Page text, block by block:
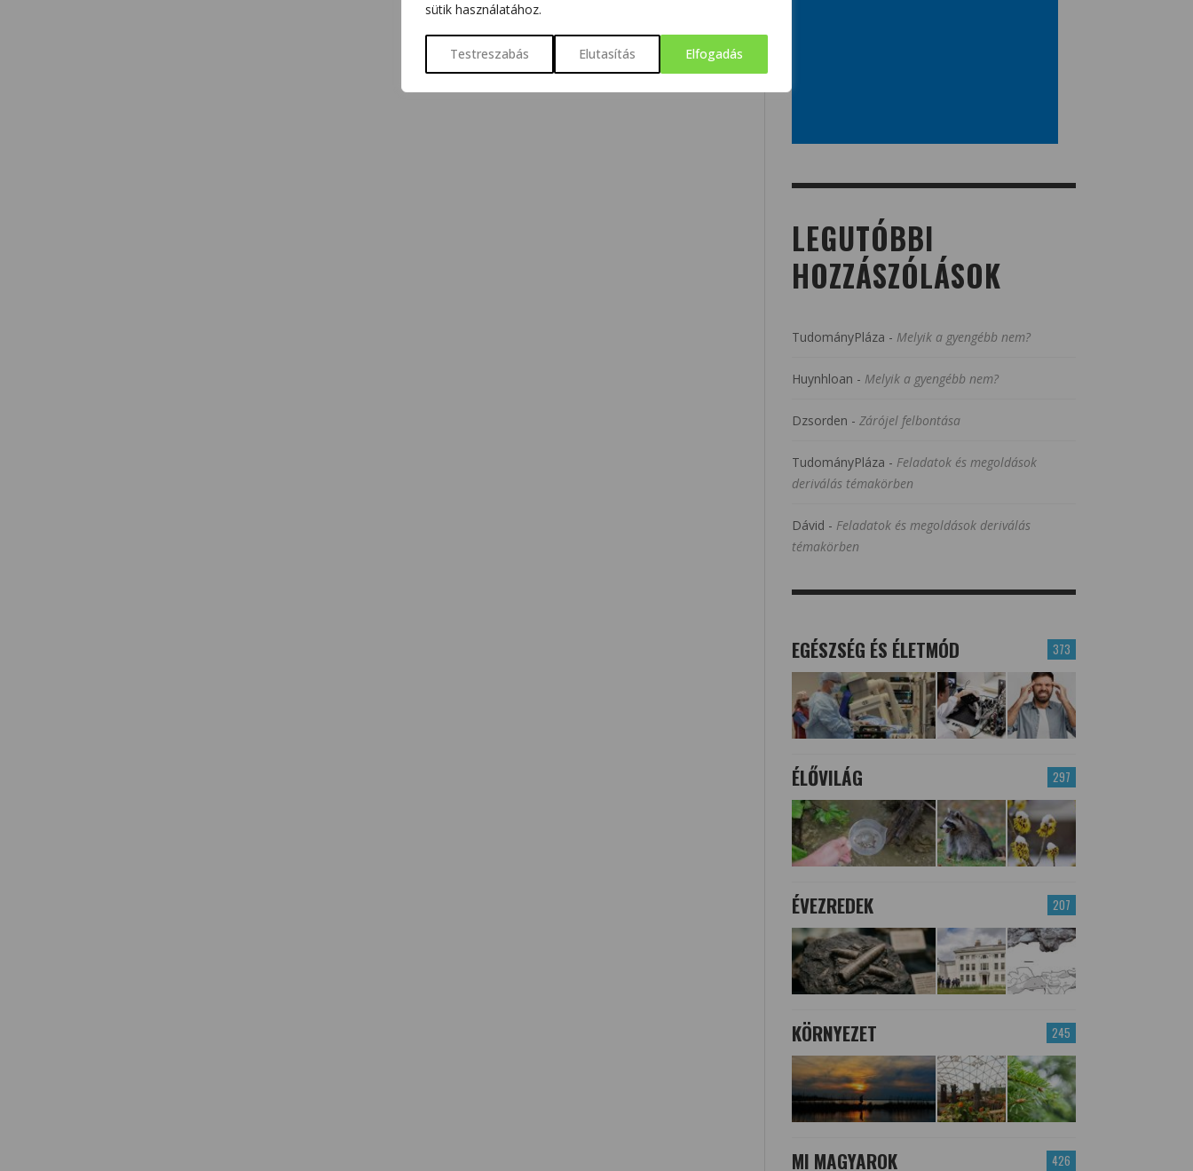
sütik használatához.
Testreszabás Elutasítás Elfogadás
LEGUTÓBBI
HOZZÁSZÓLÁSOK
TudományPláza - Melyik a gyengébb nem?
Huynhloan - Melyik a gyengébb nem?
Dzsorden - Zárójel felbontása
TudományPláza - Feladatok és megoldások
deriválás témakörben
Dávid - Feladatok és megoldások deriválás
témakörben
373
EGÉSZSÉG ÉS ÉLETMÓD
297
ÉLŐVILÁG
207
ÉVEZREDEK
245
KÖRNYEZET
426
MI MAGYAROK